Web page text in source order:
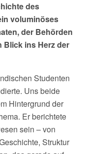
des
voluminöses
der Behörden
Blick ins Herz der
Studenten
Uns beide
Hintergrund der
Er berichtete
sein – von
Struktur